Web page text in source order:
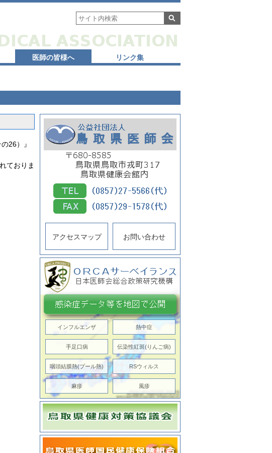
医師の皆様へ リンク集
26）』
ておりま
アクセスマップ お問い合わせ
インフルエンザ 熱中症
手足口病 伝染性紅斑(りんご病)
咽頭結膜熱(プール熱) RSウィルス
麻疹 風疹